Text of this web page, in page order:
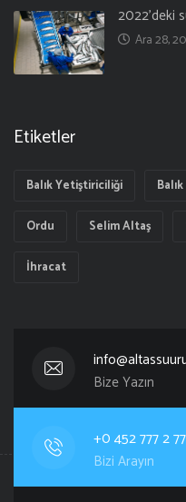
2022’deki
Ara 28,
Etiketler
Balık Yetiştiriciliği
Ordu Selim Altaş
İhracat
Bize Yazın
+0 452 777 2
Bizi Arayın